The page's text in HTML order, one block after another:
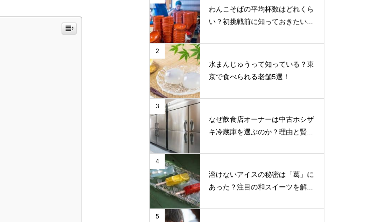
わんこそばの平均杯数はどれくら
い？初挑戦前に知っておきたい...
2
水まんじゅうって知っている？東
京で食べられる老舗5選！
3
なぜ飲食店オーナーは中古ホシザ
キ冷蔵庫を選ぶのか？理由と賢...
4
溶けないアイスの秘密は「葛」に
あった？注目の和スイーツを解...
5